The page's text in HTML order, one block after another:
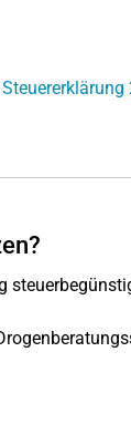
Steuererklärung